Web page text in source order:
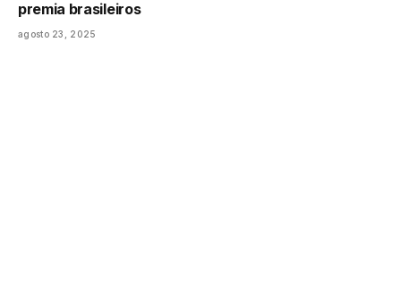
premia brasileiros
agosto 23, 2025